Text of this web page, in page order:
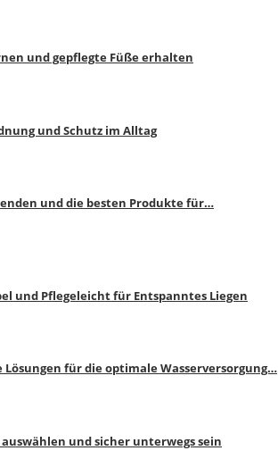
und gepflegte Füße erhalten
und Schutz im Alltag
und die besten Produkte für…
und Pflegeleicht für Entspanntes Liegen
für die optimale Wasserversorgung…
und sicher unterwegs sein